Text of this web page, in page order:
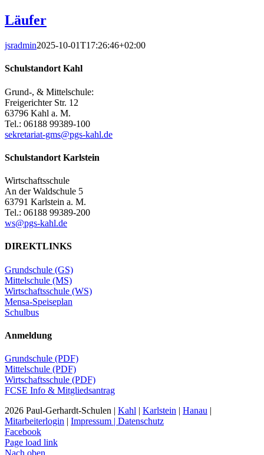
Läufer
jsradmin2025-10-01T17:26:46+02:00
Schulstandort Kahl
Grund-, & Mittelschule:
Freigerichter Str. 12
63796 Kahl a. M.
Tel.: 06188 99389-100
sekretariat-gms@pgs-kahl.de
Schulstandort Karlstein
Wirtschaftsschule
An der Waldschule 5
63791 Karlstein a. M.
Tel.: 06188 99389-200
ws@pgs-kahl.de
DIREKTLINKS
Grundschule (GS)
Mittelschule (MS)
Wirtschaftsschule (WS)
Mensa-Speiseplan
Schulbus
Anmeldung
Grundschule (PDF)
Mittelschule (PDF)
Wirtschaftsschule (PDF)
FCSE Info & Mitgliedsantrag
2026 Paul-Gerhardt-Schulen | Kahl | Karlstein | Hanau |
Mitarbeiterlogin | Impressum | Datenschutz
Facebook
Page load link